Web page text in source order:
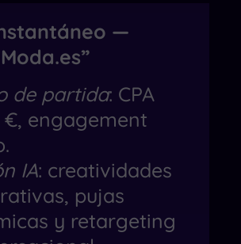
—
de partida: CPA
€, engagement
IA: creatividades
pujas
y retargeting